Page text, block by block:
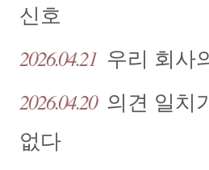
신호
2026.04.21 우리 회사
2026.04.20 의견 일치
없다